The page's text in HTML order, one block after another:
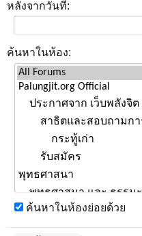
หลังจากวันที่:
ค้นหาในห้อง:
ค้นหาในห้องย่อยด้วย